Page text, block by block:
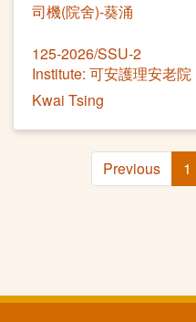
司機(院舍)-葵涌
125-2026/SSU-2
Institute: 可安護理安老院
Kwai Tsing
Previous 1